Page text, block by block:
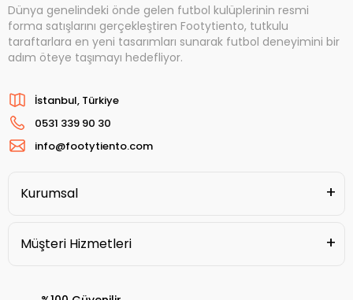
Dünya genelindeki önde gelen futbol kulüplerinin resmi
forma satışlarını gerçekleştiren Footytiento, tutkulu
taraftarlara en yeni tasarımları sunarak futbol deneyimini bir
adım öteye taşımayı hedefliyor.
İstanbul, Türkiye
0531 339 90 30
info@footytiento.com
Kurumsal
Müşteri Hizmetleri